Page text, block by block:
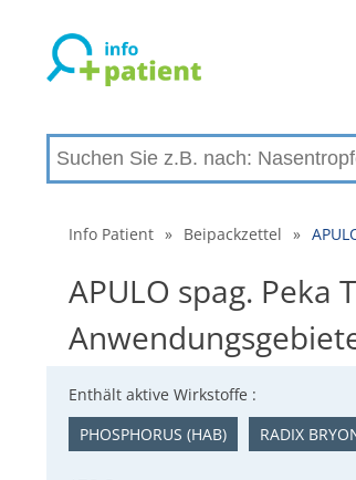
Info Patient » Beipackzettel »
APULO spag.
Enthält aktive Wirkstoffe :
PHOSPHORUS (HAB)
RADIX